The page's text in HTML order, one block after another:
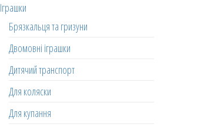
Іграшки
Брязкальця та гризуни
Двомовні іграшки
Дитячий транспорт
Для коляски
Для купання